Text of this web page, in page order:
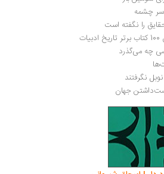
سر چشمه
را نگفته است
چه می‌گذرد
جهان